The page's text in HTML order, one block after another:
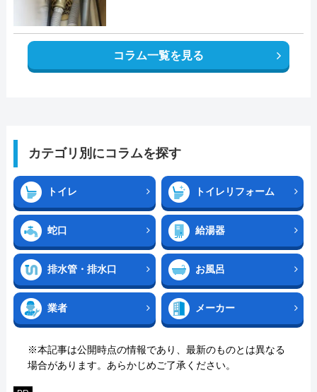
コラム一覧を見る
カテゴリ別にコラムを探す
トイレ トイレリフォーム
蛇口 給湯器
排水管・排水口 お風呂
業者 メーカー
※本記事は公開時点の情報であり、最新のものとは異なる
場合があります。あらかじめご了承ください。